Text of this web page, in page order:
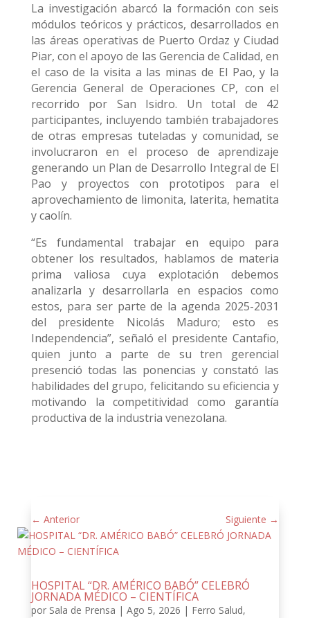
La investigación abarcó la formación con seis
módulos teóricos y prácticos, desarrollados en
las áreas operativas de Puerto Ordaz y Ciudad
Piar, con el apoyo de las Gerencia de Calidad, en
el caso de la visita a las minas de El Pao, y la
Gerencia General de Operaciones CP, con el
recorrido por San Isidro. Un total de 42
participantes, incluyendo también trabajadores
de otras empresas tuteladas y comunidad, se
involucraron en el proceso de aprendizaje
generando un Plan de Desarrollo Integral de El
Pao y proyectos con prototipos para el
aprovechamiento de limonita, laterita, hematita
y caolín.
“Es fundamental trabajar en equipo para
obtener los resultados, hablamos de materia
prima valiosa cuya explotación debemos
analizarla y desarrollarla en espacios como
estos, para ser parte de la agenda 2025-2031
del presidente Nicolás Maduro; esto es
Independencia”, señaló el presidente Cantafio,
quien junto a parte de su tren gerencial
presenció todas las ponencias y constató las
habilidades del grupo, felicitando su eficiencia y
motivando la competitividad como garantía
productiva de la industria venezolana.
← Anterior Siguiente →
HOSPITAL “DR. AMÉRICO BABÓ” CELEBRÓ
JORNADA MÉDICO – CIENTÍFICA
por Sala de Prensa | Ago 5, 2026 | Ferro Salud,